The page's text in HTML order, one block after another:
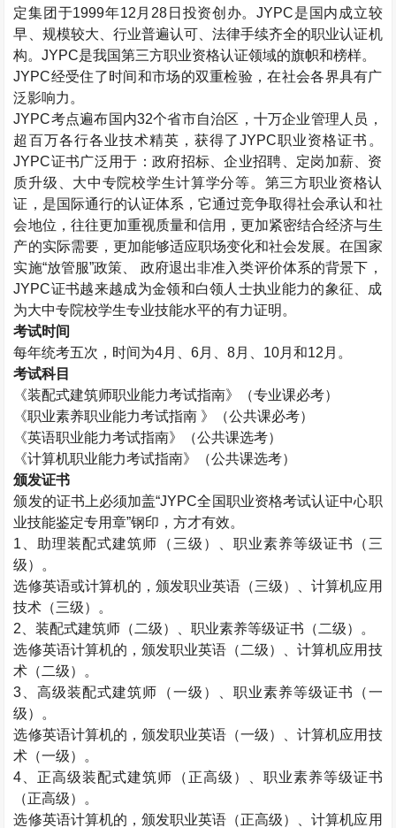
定集团于1999年12月28日投资创办。JYPC是国内成立较
早、规模较大、行业普遍认可、法律手续齐全的职业认证机
构。JYPC是我国第三方职业资格认证领域的旗帜和榜样。
JYPC经受住了时间和市场的双重检验，在社会各界具有广
泛影响力。
JYPC考点遍布国内32个省市自治区，十万企业管理人员，
超百万各行各业技术精英，获得了JYPC职业资格证书。
JYPC证书广泛用于：政府招标、企业招聘、定岗加薪、资
质升级、大中专院校学生计算学分等。第三方职业资格认
证，是国际通行的认证体系，它通过竞争取得社会承认和社
会地位，往往更加重视质量和信用，更加紧密结合经济与生
产的实际需要，更加能够适应职场变化和社会发展。在国家
实施“放管服”政策、 政府退出非准入类评价体系的背景下，
JYPC证书越来越成为金领和白领人士执业能力的象征、成
为大中专院校学生专业技能水平的有力证明。
考试时间
每年统考五次，时间为4月、6月、8月、10月和12月。
考试科目
《装配式建筑师职业能力考试指南》（专业课必考）
《职业素养职业能力考试指南 》（公共课必考）
《英语职业能力考试指南》（公共课选考）
《计算机职业能力考试指南》（公共课选考）
颁发证书
颁发的证书上必须加盖“JYPC全国职业资格考试认证中心职
业技能鉴定专用章”钢印，方才有效。
1、助理装配式建筑师 （三级）、职业素养等级证书（三
级）。
选修英语或计算机的，颁发职业英语（三级）、计算机应用
技术（三级）。
2、装配式建筑师 （二级）、职业素养等级证书（二级）。
选修英语计算机的，颁发职业英语（二级）、计算机应用技
术（二级）。
3、高级装配式建筑师 （一级）、职业素养等级证书（一
级）。
选修英语计算机的，颁发职业英语（一级）、计算机应用技
术（一级）。
4、正高级装配式建筑师 （正高级）、职业素养等级证书
（正高级）。
选修英语计算机的，颁发职业英语（正高级）、计算机应用